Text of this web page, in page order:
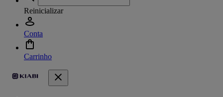
Reinicializar
Conta
Carrinho